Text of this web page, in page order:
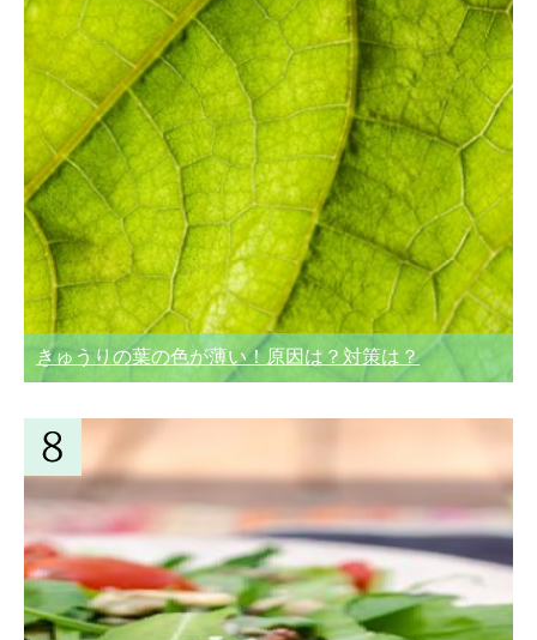
きゅうりの葉の色が薄い！原因は？対策は？